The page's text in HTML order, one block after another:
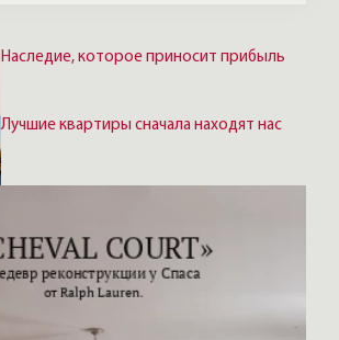
Наследие, которое приносит прибыль
Лучшие квартиры сначала находят нас